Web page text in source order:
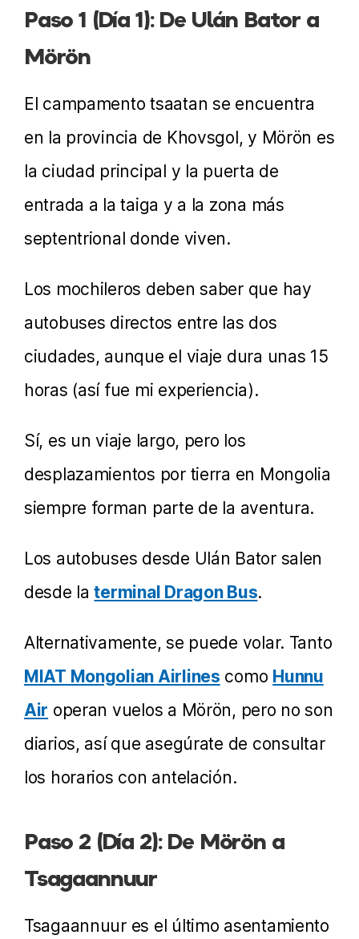
Paso 1 (Día 1): De Ulán Bator a
Mörön
El campamento tsaatan se encuentra
en la provincia de Khovsgol, y Mörön es
la ciudad principal y la puerta de
entrada a la taiga y a la zona más
septentrional donde viven.
Los mochileros deben saber que hay
autobuses directos entre las dos
ciudades, aunque el viaje dura unas 15
horas (así fue mi experiencia).
Sí, es un viaje largo, pero los
desplazamientos por tierra en Mongolia
siempre forman parte de la aventura.
Los autobuses desde Ulán Bator salen
desde laterminal Dragon Bus.
Alternativamente, se puede volar. Tanto
MIAT Mongolian Airlines como Hunnu
Air operan vuelos a Mörön, pero no son
diarios, así que asegúrate de consultar
los horarios con antelación.
Paso 2 (Día 2): De Mörön a
Tsagaannuur
Tsagaannuur es el último asentamiento